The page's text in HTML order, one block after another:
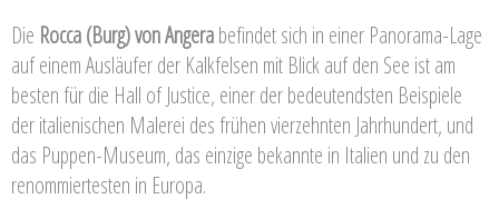
Die Rocca (Burg) von Angerabefindet sich in einer Panorama-Lage
auf einem Ausläufer der Kalkfelsen mit Blick auf den See ist am
besten für die Hall of Justice, einer der bedeutendsten Beispiele
der italienischen Malerei des frühen vierzehnten Jahrhundert, und
das Puppen-Museum, das einzige bekannte in Italien und zu den
renommiertesten in Europa.